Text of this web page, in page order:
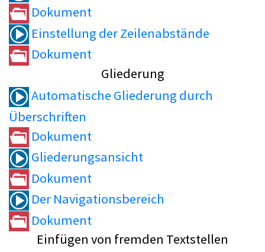
Dokument
Einstellung der Zeilenabstände
Dokument
Gliederung
Automatische Gliederung durch
Überschriften
Dokument
Gliederungsansicht
Dokument
Der Navigationsbereich
Dokument
Einfügen von fremden Textstellen